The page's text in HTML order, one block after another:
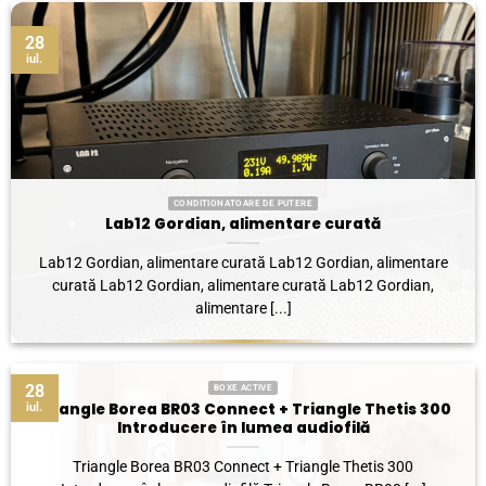
CONDITIONATOARE DE PUTERE
Lab12 Gordian, alimentare curată
Lab12 Gordian, alimentare curată Lab12 Gordian, alimentare
curată Lab12 Gordian, alimentare curată Lab12 Gordian,
alimentare [...]
28
iul.
BOXE ACTIVE
Triangle Borea BR03 Connect + Triangle Thetis 300
Introducere în lumea audiofilă
Triangle Borea BR03 Connect + Triangle Thetis 300
28
iul.